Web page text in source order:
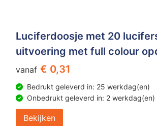
Luciferdoosje met 20
uitvoering met full colour
vanaf € 0,31
Bedrukt geleverd in: 25 werkdag(en)
Onbedrukt geleverd in: 2 werkdag(en)
Bekijken